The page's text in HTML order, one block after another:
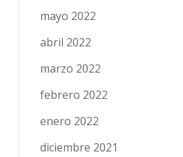
mayo 2022
abril 2022
marzo 2022
febrero 2022
enero 2022
diciembre 2021